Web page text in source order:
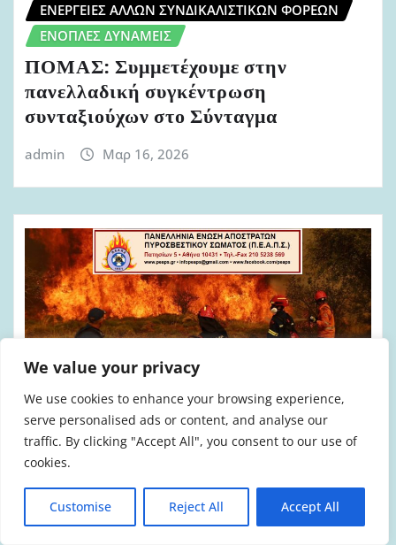
We value your privacy
We use cookies to enhance your browsing experience,
serve personalised ads or content, and analyse our
traffic. By clicking "Accept All", you consent to our use of
cookies.
Customise Reject All Accept All
ΕΝΈΡΓΕΙΕΣ ΆΛΛΩΝ ΣΥΝΔΙΚΑΛΙΣΤΙΚΏΝ ΦΟΡΈΩΝ
ΈΝΟΠΛΕΣ ΔΥΝΆΜΕΙΣ
ΠΟΜΑΣ: Συμμετέχουμε στην
πανελλαδική συγκέντρωση
συνταξιούχων στο Σύνταγμα
admin Μαρ 16, 2026
ΑΠΌΣΤΡΑΤΟΙ ΠΥΡΟΣΒΈΣΤΕΣ
ΠΟΛΕΜΙΚΉ ΕΜΠΛΟΚΉ